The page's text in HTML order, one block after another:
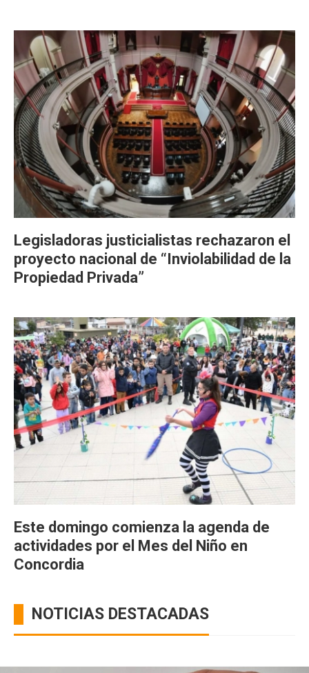
Legisladoras justicialistas rechazaron el
proyecto nacional de “Inviolabilidad de la
Propiedad Privada”
Este domingo comienza la agenda de
actividades por el Mes del Niño en
Concordia
NOTICIAS DESTACADAS